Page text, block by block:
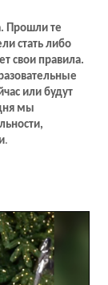
Прошли те
стать либо
свои правила.
или будут
мы
.